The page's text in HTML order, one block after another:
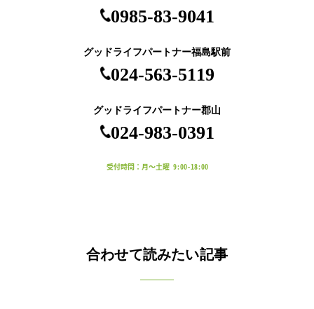
0985-83-9041
グッドライフパートナー福島駅前
024-563-5119
グッドライフパートナー郡山
024-983-0391
受付時間：月～土曜 9:00-18:00
合わせて読みたい記事